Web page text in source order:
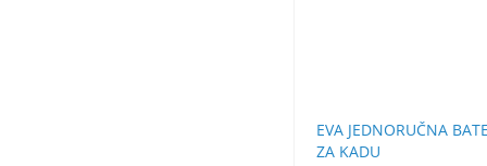
EVA JEDNORUČNA
ZA KADU